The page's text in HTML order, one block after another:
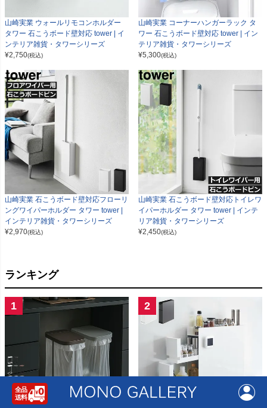
山崎実業 ウォールリモコンホルダー
タワー 石こうボード壁対応 tower | イ
ンテリア雑貨・タワーシリーズ
¥2,750(税込)
山崎実業 コーナーハンガーラック タ
ワー 石こうボード壁対応 tower | イン
テリア雑貨・タワーシリーズ
¥5,300(税込)
山崎実業 石こうボード壁対応フローリ
ングワイパーホルダー タワー tower |
インテリア雑貨・タワーシリーズ
¥2,970(税込)
山崎実業 石こうボード壁対応トイレワ
イパーホルダー タワー tower | インテ
リア雑貨・タワーシリーズ
¥2,450(税込)
ランキング
1 2